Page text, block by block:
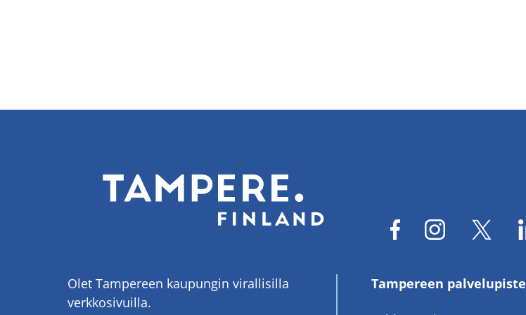
Olet Tampereen kaupungin virallisilla
verkkosivuilla.
Tampereen palvelupiste